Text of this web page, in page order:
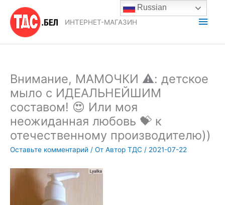
содержимому
ИНТЕРНЕТ-МАГАЗИН
Внимание, МАМОЧКИ ⚠️: детское
мыло с ИДЕАЛЬНЕЙШИМ
составом! 😍 Или моя
неожиданная любовь 💝 к
отечественному производителю))
Оставьте комментарий / От Автор ТДС / 2021-07-22
Russian